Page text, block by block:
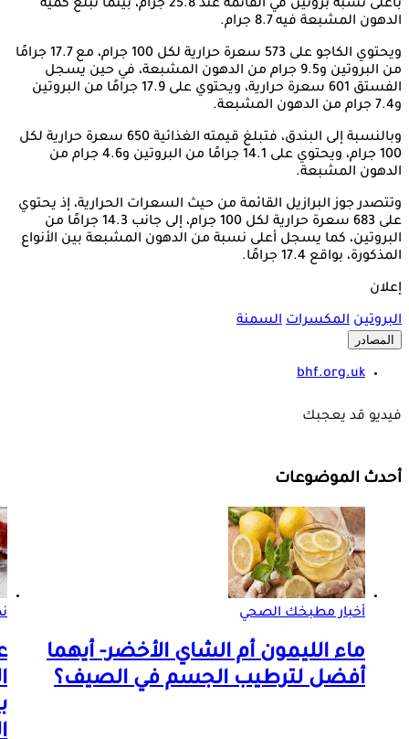
بأعلى نسبة بروتين في القائمة عند 25.8 جرام، بينما تبلغ كمية
الدهون المشبعة فيه 8.7 جرام.
ويحتوي الكاجو على 573 سعرة حرارية لكل 100 جرام، مع 17.7 جرامًا
من البروتين و9.5 جرام من الدهون المشبعة، في حين يسجل
الفستق 601 سعرة حرارية، ويحتوي على 17.9 جرامًا من البروتين
و7.4 جرام من الدهون المشبعة.
وبالنسبة إلى البندق، فتبلغ قيمته الغذائية 650 سعرة حرارية لكل
100 جرام، ويحتوي على 14.1 جرامًا من البروتين و4.6 جرام من
الدهون المشبعة.
وتتصدر جوز البرازيل القائمة من حيث السعرات الحرارية، إذ يحتوي
على 683 سعرة حرارية لكل 100 جرام، إلى جانب 14.3 جرامًا من
البروتين، كما يسجل أعلى نسبة من الدهون المشبعة بين الأنواع
المذكورة، بواقع 17.4 جرامًا.
إعلان
البروتين المكسرات السمنة
المصادر
bhf.org.uk
فيديو قد يعجبك
أحدث الموضوعات
أخبار مطبخك الصحي
ماء الليمون أم الشاي الأخضر- أيهما
أفضل لترطيب الجسم في الصيف؟